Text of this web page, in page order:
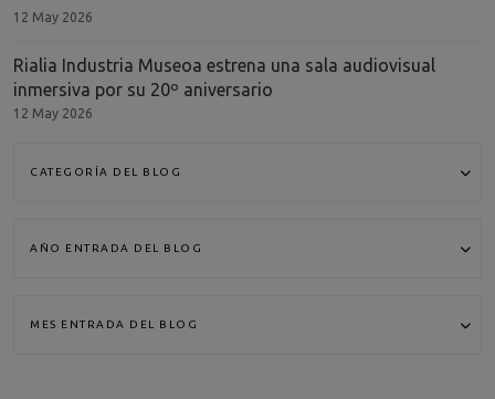
12 May 2026
Rialia Industria Museoa estrena una sala audiovisual
inmersiva por su 20º aniversario
12 May 2026